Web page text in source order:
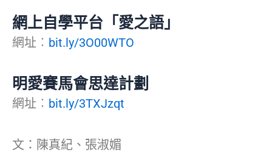
網上自學平台「愛之語」
網址︰ bit.ly/3O00WTO
明愛賽馬會思達計劃
網址︰ bit.ly/3TXJzqt
文：陳真紀、張淑媚